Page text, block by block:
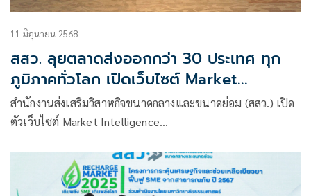
11 มิถุนายน 2568
สสว. ลุยตลาดส่งออกกว่า 30 ประเทศ ทุก
ภูมิภาคทั่วโลก เปิดเว็บไซต์ Market
Intelligence ชูศักยภาพ SME ไทย
สำนักงานส่งเสริมวิสาหกิจขนาดกลางและขนาดย่อม (สสว.) เปิด
ตัวเว็บไซต์ Market Intelligence